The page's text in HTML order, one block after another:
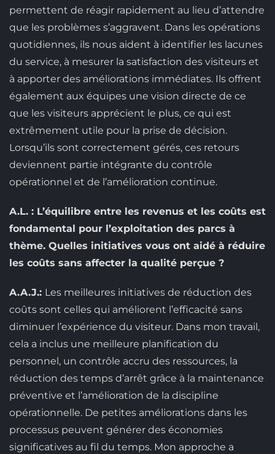
permettent de réagir rapidement au lieu d’attendre
que les problèmes s’aggravent. Dans les opérations
quotidiennes, ils nous aident à identifier les lacunes
du service, à mesurer la satisfaction des visiteurs et
à apporter des améliorations immédiates. Ils offrent
également aux équipes une vision directe de ce
que les visiteurs apprécient le plus, ce qui est
extrêmement utile pour la prise de décision.
Lorsqu’ils sont correctement gérés, ces retours
deviennent partie intégrante du contrôle
opérationnel et de l’amélioration continue.
A.L. : L’équilibre entre les revenus et les coûts est
fondamental pour l’exploitation des parcs à
thème. Quelles initiatives vous ont aidé à réduire
les coûts sans affecter la qualité perçue ?
A.A.J.: Les meilleures initiatives de réduction des
coûts sont celles qui améliorent l’efficacité sans
diminuer l’expérience du visiteur. Dans mon travail,
cela a inclus une meilleure planification du
personnel, un contrôle accru des ressources, la
réduction des temps d’arrêt grâce à la maintenance
préventive et l’amélioration de la discipline
opérationnelle. De petites améliorations dans les
processus peuvent générer des économies
significatives au fil du temps. Mon approche a